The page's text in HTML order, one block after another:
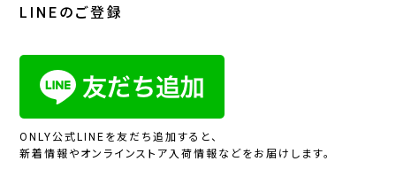
LINEのご登録
ONLY公式LINEを友だち追加すると、
新着情報やオンラインストア入荷情報などをお届けします。